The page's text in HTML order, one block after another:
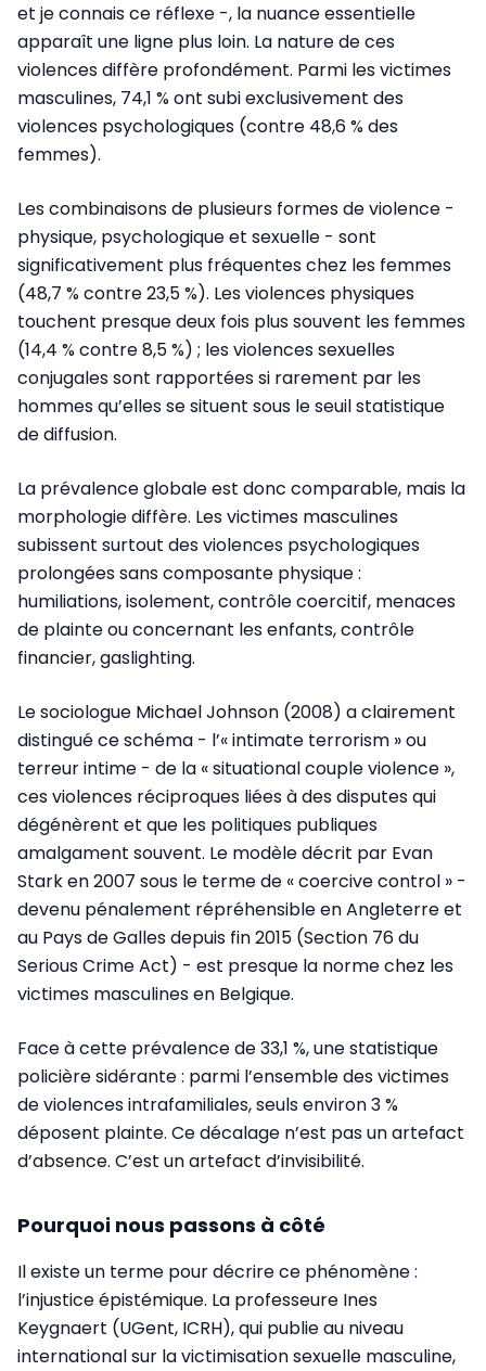
et je connais ce réflexe -, la nuance essentielle
apparaît une ligne plus loin. La nature de ces
violences diffère profondément. Parmi les victimes
masculines, 74,1 % ont subi exclusivement des
violences psychologiques (contre 48,6 % des
femmes).
Les combinaisons de plusieurs formes de violence -
physique, psychologique et sexuelle - sont
significativement plus fréquentes chez les femmes
(48,7 % contre 23,5 %). Les violences physiques
touchent presque deux fois plus souvent les femmes
(14,4 % contre 8,5 %) ; les violences sexuelles
conjugales sont rapportées si rarement par les
hommes qu’elles se situent sous le seuil statistique
de diffusion.
La prévalence globale est donc comparable, mais la
morphologie diffère. Les victimes masculines
subissent surtout des violences psychologiques
prolongées sans composante physique :
humiliations, isolement, contrôle coercitif, menaces
de plainte ou concernant les enfants, contrôle
financier, gaslighting.
Le sociologue Michael Johnson (2008) a clairement
distingué ce schéma - l’« intimate terrorism » ou
terreur intime - de la « situational couple violence »,
ces violences réciproques liées à des disputes qui
dégénèrent et que les politiques publiques
amalgament souvent. Le modèle décrit par Evan
Stark en 2007 sous le terme de « coercive control » -
devenu pénalement répréhensible en Angleterre et
au Pays de Galles depuis fin 2015 (Section 76 du
Serious Crime Act) - est presque la norme chez les
victimes masculines en Belgique.
Face à cette prévalence de 33,1 %, une statistique
policière sidérante : parmi l’ensemble des victimes
de violences intrafamiliales, seuls environ 3 %
déposent plainte. Ce décalage n’est pas un artefact
d’absence. C’est un artefact d’invisibilité.
Pourquoi nous passons à côté
Il existe un terme pour décrire ce phénomène :
l’injustice épistémique. La professeure Ines
Keygnaert (UGent, ICRH), qui publie au niveau
international sur la victimisation sexuelle masculine,